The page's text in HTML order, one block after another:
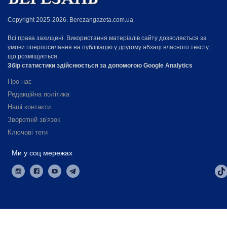
Copyright 2025-2026. Berezangazeta.com.ua
Всі права захищені. Використання матеріалів сайту дозволяється за
умови гіперпосилання на публікацію у другому абзаці власного тексту,
що розміщується.
Збір статистики здійснюється за допомогою Google Analytics
Про нас
Редакційна політика
Наші контакти
Зворотній зв'язок
Ключові теги
Ми у соц мережах